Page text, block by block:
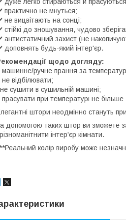
практично не мнуться;
не вицвітають на сонці;
стійкі до зношування, чудово
антистатичний захист (не
доповнять будь-який інтер'єр.
щодо догляду:
машинне/ручне прання за
не відбілювати;
сушити в сушильній машині;
прасувати при температурі не більше
штори неодмінно стануть
допомогою таких штор ви зможете
інтер'єр кімнати.
колір виробу може